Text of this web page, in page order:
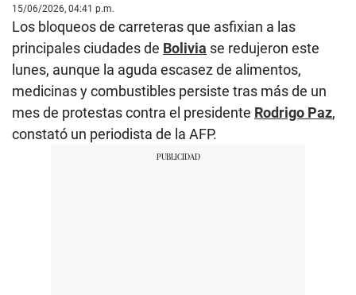
15/06/2026, 04:41 p.m.
Los bloqueos de carreteras que asfixian a las
principales ciudades de Bolivia se redujeron este
lunes, aunque la aguda escasez de alimentos,
medicinas y combustibles persiste tras más de un
mes de protestas contra el presidente Rodrigo Paz,
constató un periodista de la AFP.